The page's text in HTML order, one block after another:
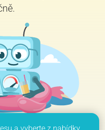
a vyberte z nabídky